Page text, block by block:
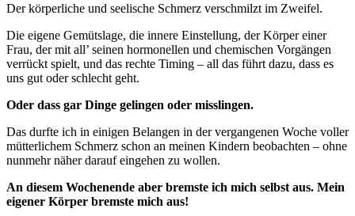
Der körperliche und seelische Schmerz verschmilzt im Zweifel.
Die eigene Gemütslage, die innere Einstellung, der Körper einer
Frau, der mit all’ seinen hormonellen und chemischen Vorgängen
verrückt spielt, und das rechte Timing – all das führt dazu, dass es
uns gut oder schlecht geht.
Oder dass gar Dinge gelingen oder misslingen.
Das durfte ich in einigen Belangen in der vergangenen Woche voller
mütterlichem Schmerz schon an meinen Kindern beobachten – ohne
nunmehr näher darauf eingehen zu wollen.
An diesem Wochenende aber bremste ich mich selbst aus. Mein
eigener Körper bremste mich aus!